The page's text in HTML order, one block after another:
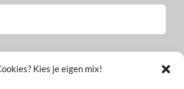
Kies je eigen mix!